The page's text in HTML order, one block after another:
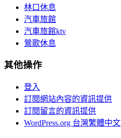
林口休息
汽車旅館
汽車旅館ktv
鶯歌休息
其他操作
登入
訂閱網站內容的資訊提供
訂閱留言的資訊提供
WordPress.org 台灣繁體中文